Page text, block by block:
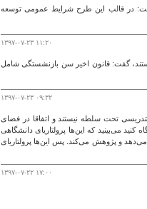
گفت: در قالب این طرح شرایط عمومی توسعه
۱۳۹۷-۰۷-۲۳ ۱۱:۲۰
گفت: قانون اخیر سن بازنشستگی شامل
۱۳۹۷-۰۷-۲۳ ۰۹:۳۲
تحت سلطه نیستند و اتفاقا در فضای
می‌بینید که این‌ها پرولتاریای دانشگاهی
و پژوهش می‌کند. پس این‌ها پرولتاریای
۱۳۹۷-۰۷-۲۲ ۱۷:۰۰